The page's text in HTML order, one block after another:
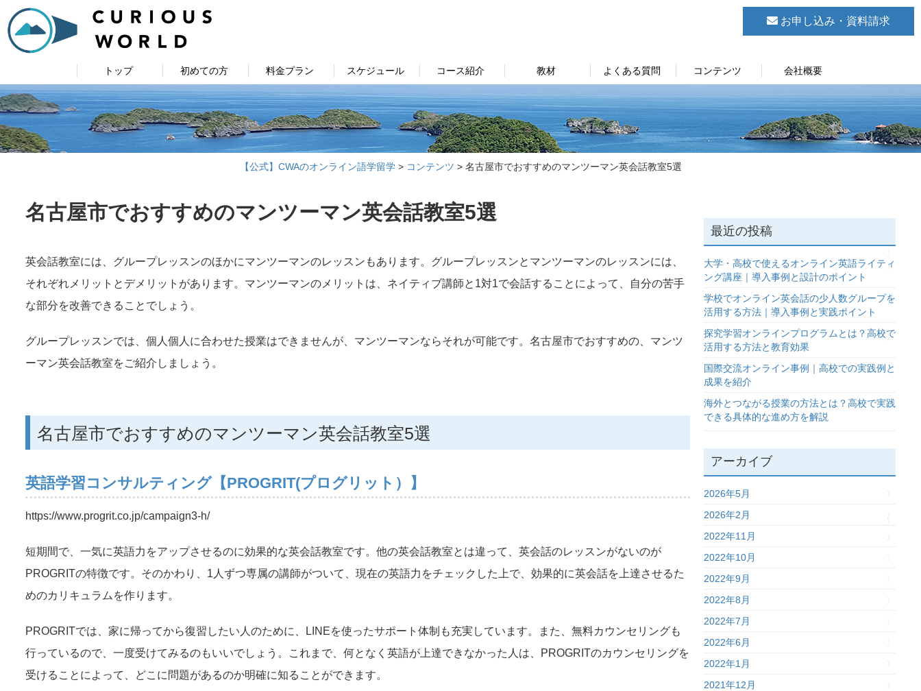
お申し込み・資料請求
トップ 初めての方 料金プラン スケジュール コース紹介 教材 よくある質問 コンテンツ 会社概要
【公式】CWAのオンライン語学留学> コンテンツ > 名古屋市でおすすめのマンツーマン英会話教室5選
名古屋市でおすすめのマンツーマン英会話教室5選
英会話教室には、グループレッスンのほかにマンツーマンのレッスンもあります。グループレッスンとマンツーマンのレッスンには、
それぞれメリットとデメリットがあります。マンツーマンのメリットは、ネイティブ講師と1対1で会話することによって、自分の苦手
な部分を改善できることでしょう。
グループレッスンでは、個人個人に合わせた授業はできませんが、マンツーマンならそれが可能です。名古屋市でおすすめの、マンツ
ーマン英会話教室をご紹介しましょう。
名古屋市でおすすめのマンツーマン英会話教室5選
英語学習コンサルティング【PROGRIT(プログリット）】
https://www.progrit.co.jp/campaign3-h/
短期間で、一気に英語力をアップさせるのに効果的な英会話教室です。他の英会話教室とは違って、英会話のレッスンがないのが
PROGRITの特徴です。そのかわり、1人ずつ専属の講師がついて、現在の英語力をチェックした上で、効果的に英会話を上達させるた
めのカリキュラムを作ります。
PROGRITでは、家に帰ってから復習したい人のために、LINEを使ったサポート体制も充実しています。また、無料カウンセリングも
行っているので、一度受けてみるのもいいでしょう。これまで、何となく英語が上達できなかった人は、PROGRITのカウンセリングを
受けることによって、どこに問題があるのか明確に知ることができます。
最近の投稿
大学・高校で使えるオンライン英語ライティ
ング講座｜導入事例と設計のポイント
学校でオンライン英会話の少人数グループを
活用する方法｜導入事例と実践ポイント
探究学習オンラインプログラムとは？高校で
活用する方法と教育効果
国際交流オンライン事例｜高校での実践例と
成果を紹介
海外とつながる授業の方法とは？高校で実践
できる具体的な進め方を解説
アーカイブ
2026年5月
2026年2月
2022年11月
2022年10月
2022年9月
2022年8月
2022年7月
2022年6月
2022年1月
2021年12月